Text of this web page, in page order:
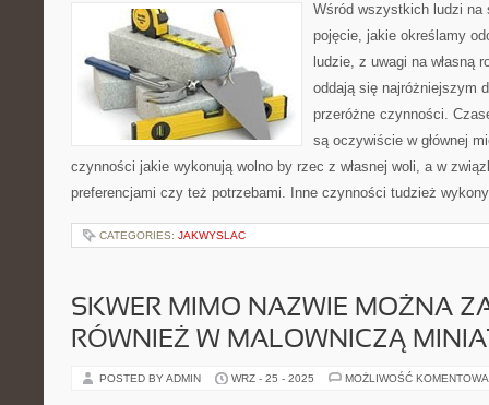
Wśród wszystkich ludzi na
pojęcie, jakie określamy
ludzie, z uwagi na własną
oddają się najróżniejszym
przeróżne czynności.
są oczywiście w głównej
czynności jakie wykonują wolno by rzec z własnej woli, a w
preferencjami czy też potrzebami. Inne czynności tudzież
CATEGORIES: JAKWYSLAC
SKWER MIMO NAZWIE MOŻNA
RÓWNIEŻ W MALOWNICZĄ
POSTED BY ADMIN WRZ - 25 - 2025 MOŻLIWOŚĆ